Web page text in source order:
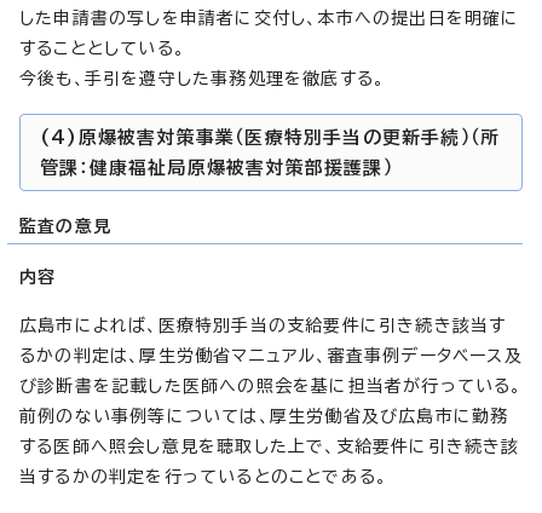
した申請書の写しを申請者に交付し、本市への提出日を明確に
することとしている。
今後も、手引を遵守した事務処理を徹底する。
(4)原爆被害対策事業（医療特別手当の更新手続）（所
管課：健康福祉局原爆被害対策部援護課）
監査の意見
内容
広島市によれば、医療特別手当の支給要件に引き続き該当す
るかの判定は、厚生労働省マニュアル、審査事例データベース及
び診断書を記載した医師への照会を基に担当者が行っている。
前例のない事例等については、厚生労働省及び広島市に勤務
する医師へ照会し意見を聴取した上で、支給要件に引き続き該
当するかの判定を行っているとのことである。